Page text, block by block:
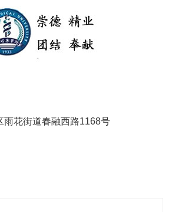
雨花街道春融西路1168号